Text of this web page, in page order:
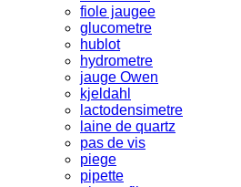
fiole jaugee
glucometre
hublot
hydrometre
jauge Owen
kjeldahl
lactodensimetre
laine de quartz
pas de vis
piege
pipette